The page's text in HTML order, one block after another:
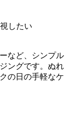
したい
など、シンプル
ングです。ぬれ
の日の手軽なケ